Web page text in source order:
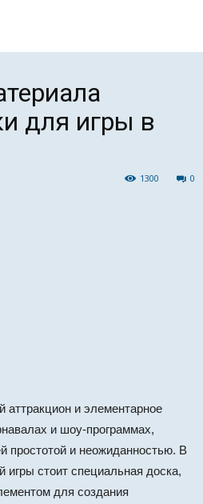
для игры в
0
1300
аттракцион и элементарное
и шоу-программах,
простотой и неожиданностью. В
игры стоит специальная доска,
для создания